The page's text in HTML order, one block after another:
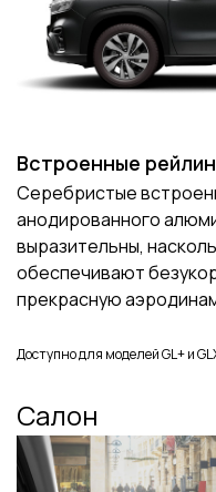
Встроенные
Серебристые
анодированного
выразительны,
обеспечивают
прекрасную
Доступно для моделей GL+ и
Салон